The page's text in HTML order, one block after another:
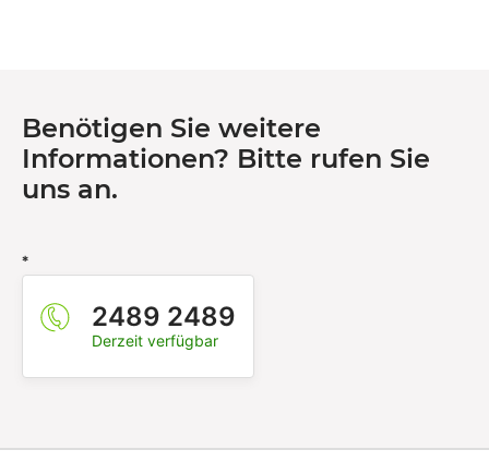
Benötigen Sie weitere
Informationen? Bitte rufen Sie
uns an.
*
2489 2489
Derzeit verfügbar